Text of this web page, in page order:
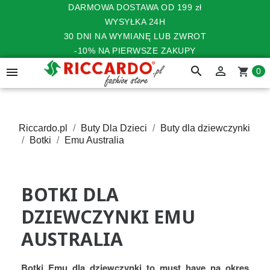
DARMOWA DOSTAWA OD 199 zł
WYSYŁKA 24H
30 DNI NA WYMIANĘ LUB ZWROT
-10% NA PIERWSZE ZAKUPY
 search  shopping_cart 0
Riccardo.pl Buty Dla Dzieci
Buty dla dziewczynki
Botki
Emu Australia
BOTKI DLA
DZIEWCZYNKI EMU
AUSTRALIA